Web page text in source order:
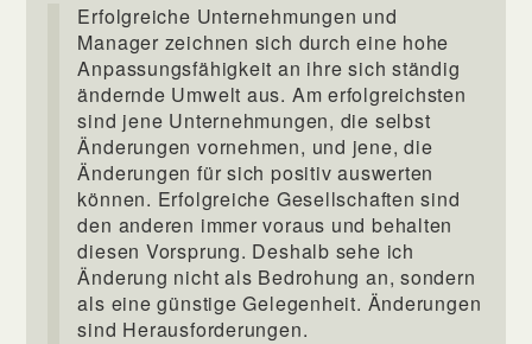
Erfolgreiche Unternehmungen und
Manager zeichnen sich durch eine hohe
Anpassungsfähigkeit an ihre sich ständig
ändernde Umwelt aus. Am erfolgreichsten
sind jene Unternehmungen, die selbst
Änderungen vornehmen, und jene, die
Änderungen für sich positiv auswerten
können. Erfolgreiche Gesellschaften sind
den anderen immer voraus und behalten
diesen Vorsprung. Deshalb sehe ich
Änderung nicht als Bedrohung an, sondern
als eine günstige Gelegenheit. Änderungen
sind Herausforderungen.